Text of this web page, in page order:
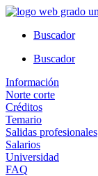
Ir
contenidoBuscador
Buscador
Información
Norte corte
Créditos
Temario
Salidas profesionales
Salarios
Universidad
FAQ